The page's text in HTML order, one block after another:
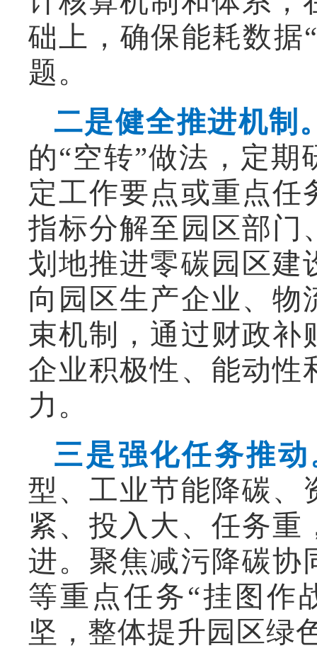
础上，确保能耗数据
题。
二是健全推进机制
的“空转”做法，定
定工作要点或重点任
指标分解至园区部门
划地推进零碳园区建
向园区生产企业、物
束机制，通过财政补
企业积极性、能动性
力。
三是强化任务推动
型、工业节能降碳、
紧、投入大、任务
进。聚焦减污降碳协
等重点任务“挂图作
坚，整体提升园区绿